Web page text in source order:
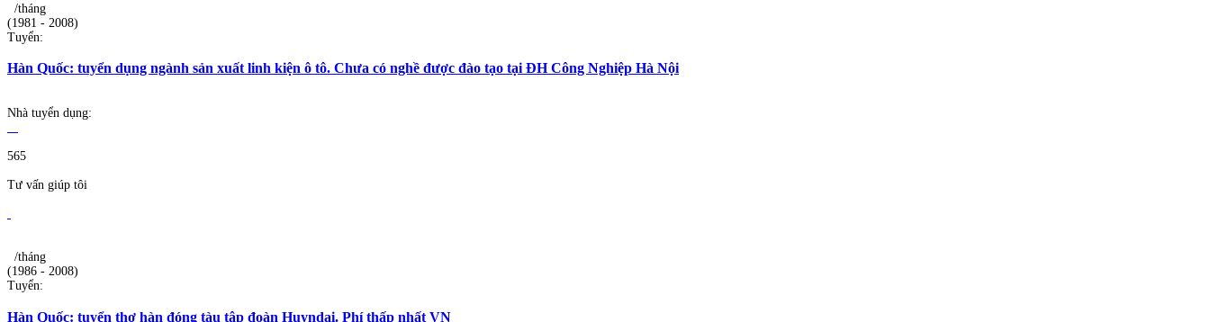
/tháng
(1981 - 2008)
Tuyển:
Hàn Quốc: tuyển dụng ngành sản xuất linh kiện ô tô. Chưa có nghề được đào tạo tại ĐH Công Nghiệp Hà Nội
Nhà tuyển dụng:
565
Tư vấn giúp tôi
/tháng
(1986 - 2008)
Tuyển:
Hàn Quốc: tuyển thợ hàn đóng tàu tập đoàn Huyndai. Phí thấp nhất VN